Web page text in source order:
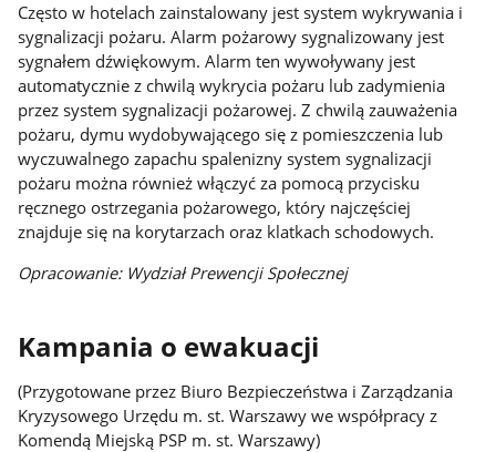
Często w hotelach zainstalowany jest system wykrywania i
sygnalizacji pożaru. Alarm pożarowy sygnalizowany jest
sygnałem dźwiękowym. Alarm ten wywoływany jest
automatycznie z chwilą wykrycia pożaru lub zadymienia
przez system sygnalizacji pożarowej. Z chwilą zauważenia
pożaru, dymu wydobywającego się z pomieszczenia lub
wyczuwalnego zapachu spalenizny system sygnalizacji
pożaru można również włączyć za pomocą przycisku
ręcznego ostrzegania pożarowego, który najczęściej
znajduje się na korytarzach oraz klatkach schodowych.
Opracowanie: Wydział Prewencji Społecznej
Kampania o ewakuacji
(Przygotowane przez Biuro Bezpieczeństwa i Zarządzania
Kryzysowego Urzędu m. st. Warszawy we współpracy z
Komendą Miejską PSP m. st. Warszawy)